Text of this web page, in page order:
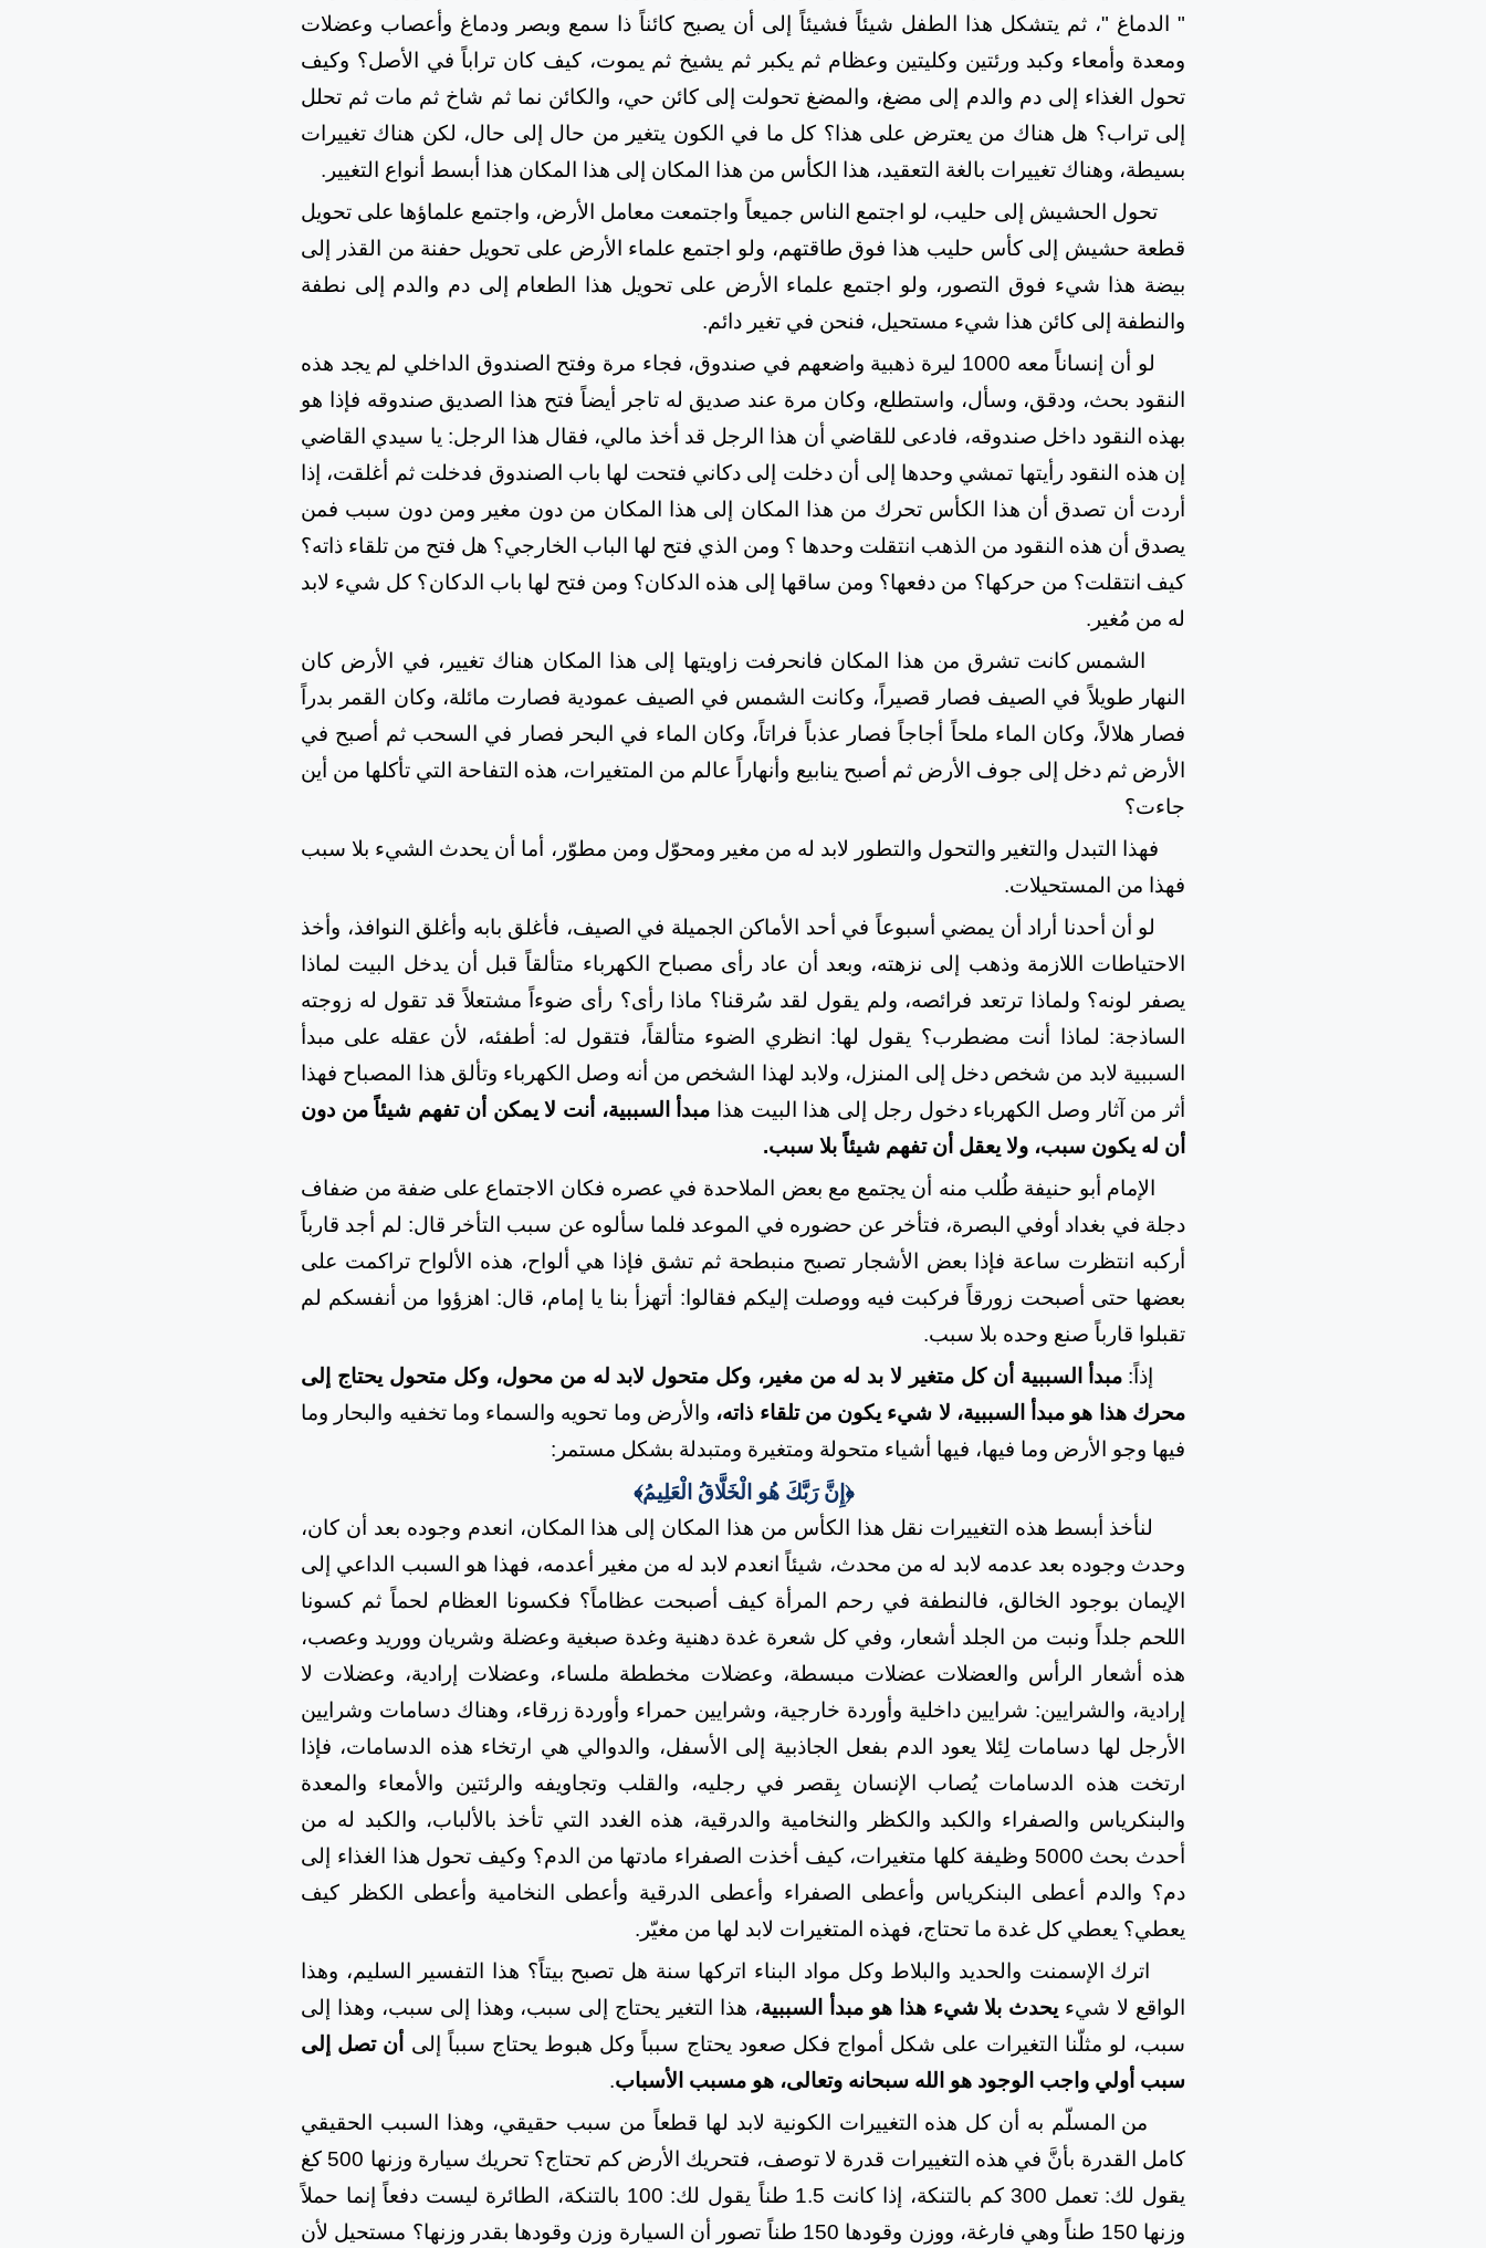
" الدماغ "، ثم يتشكل هذا الطفل شيئاً فشيئاً إلى أن يصبح كائناً ذا سمع وبصر ودماغ وأعصاب وعضلات
ومعدة وأمعاء وكبد ورئتين وكليتين وعظام ثم يكبر ثم يشيخ ثم يموت، كيف كان تراباً في الأصل؟ وكيف
تحول الغذاء إلى دم والدم إلى مضغ، والمضغ تحولت إلى كائن حي، والكائن نما ثم شاخ ثم مات ثم تحلل
إلى تراب؟ هل هناك من يعترض على هذا؟ كل ما في الكون يتغير من حال إلى حال، لكن هناك تغييرات
بسيطة، وهناك تغييرات بالغة التعقيد، هذا الكأس من هذا المكان إلى هذا المكان هذا أبسط أنواع التغيير.
تحول الحشيش إلى حليب، لو اجتمع الناس جميعاً واجتمعت معامل الأرض، واجتمع علماؤها على تحويل
قطعة حشيش إلى كأس حليب هذا فوق طاقتهم، ولو اجتمع علماء الأرض على تحويل حفنة من القذر إلى
بيضة هذا شيء فوق التصور، ولو اجتمع علماء الأرض على تحويل هذا الطعام إلى دم والدم إلى نطفة
والنطفة إلى كائن هذا شيء مستحيل، فنحن في تغير دائم.
لو أن إنساناً معه 1000 ليرة ذهبية واضعهم في صندوق، فجاء مرة وفتح الصندوق الداخلي لم يجد هذه
النقود بحث، ودقق، وسأل، واستطلع، وكان مرة عند صديق له تاجر أيضاً فتح هذا الصديق صندوقه فإذا هو
بهذه النقود داخل صندوقه، فادعى للقاضي أن هذا الرجل قد أخذ مالي، فقال هذا الرجل: يا سيدي القاضي
إن هذه النقود رأيتها تمشي وحدها إلى أن دخلت إلى دكاني فتحت لها باب الصندوق فدخلت ثم أغلقت، إذا
أردت أن تصدق أن هذا الكأس تحرك من هذا المكان إلى هذا المكان من دون مغير ومن دون سبب فمن
يصدق أن هذه النقود من الذهب انتقلت وحدها ؟ ومن الذي فتح لها الباب الخارجي؟ هل فتح من تلقاء ذاته؟
كيف انتقلت؟ من حركها؟ من دفعها؟ ومن ساقها إلى هذه الدكان؟ ومن فتح لها باب الدكان؟ كل شيء لابد
له من مُغير.
الشمس كانت تشرق من هذا المكان فانحرفت زاويتها إلى هذا المكان هناك تغيير، في الأرض كان
النهار طويلاً في الصيف فصار قصيراً، وكانت الشمس في الصيف عمودية فصارت مائلة، وكان القمر بدراً
فصار هلالاً، وكان الماء ملحاً أجاجاً فصار عذباً فراتاً، وكان الماء في البحر فصار في السحب ثم أصبح في
الأرض ثم دخل إلى جوف الأرض ثم أصبح ينابيع وأنهاراً عالم من المتغيرات، هذه التفاحة التي تأكلها من أين
جاءت؟
فهذا التبدل والتغير والتحول والتطور لابد له من مغير ومحوّل ومن مطوّر، أما أن يحدث الشيء بلا سبب
فهذا من المستحيلات.
لو أن أحدنا أراد أن يمضي أسبوعاً في أحد الأماكن الجميلة في الصيف، فأغلق بابه وأغلق النوافذ، وأخذ
الاحتياطات اللازمة وذهب إلى نزهته، وبعد أن عاد رأى مصباح الكهرباء متألقاً قبل أن يدخل البيت لماذا
يصفر لونه؟ ولماذا ترتعد فرائصه، ولم يقول لقد سُرقنا؟ ماذا رأى؟ رأى ضوءاً مشتعلاً قد تقول له زوجته
الساذجة: لماذا أنت مضطرب؟ يقول لها: انظري الضوء متألقاً، فتقول له: أطفئه، لأن عقله على مبدأ
السببية لابد من شخص دخل إلى المنزل، ولابد لهذا الشخص من أنه وصل الكهرباء وتألق هذا المصباح فهذا
أثر من آثار وصل الكهرباء دخول رجل إلى هذا البيت هذا مبدأ السببية، أنت لا يمكن أن تفهم شيئاً من دون
أن له يكون سبب، ولا يعقل أن تفهم شيئاً بلا سبب.
الإمام أبو حنيفة طُلب منه أن يجتمع مع بعض الملاحدة في عصره فكان الاجتماع على ضفة من ضفاف
دجلة في بغداد أوفي البصرة، فتأخر عن حضوره في الموعد فلما سألوه عن سبب التأخر قال: لم أجد قارباً
أركبه انتظرت ساعة فإذا بعض الأشجار تصبح منبطحة ثم تشق فإذا هي ألواح، هذه الألواح تراكمت على
بعضها حتى أصبحت زورقاً فركبت فيه ووصلت إليكم فقالوا: أتهزأ بنا يا إمام، قال: اهزؤوا من أنفسكم لم
تقبلوا قارباً صنع وحده بلا سبب.
إذاً:مبدأ السببية أن كل متغير لا بد له من مغير، وكل متحول لابد له من محول، وكل متحول يحتاج إلى
محرك هذا هو مبدأ السببية، لا شيء يكون من تلقاء ذاته، والأرض وما تحويه والسماء وما تخفيه والبحار وما
فيها وجو الأرض وما فيها، فيها أشياء متحولة ومتغيرة ومتبدلة بشكل مستمر:
﴿إِنَّ رَبَّكَ هُو الْخَلَّاقُ الْعَلِيمُ﴾
لنأخذ أبسط هذه التغييرات نقل هذا الكأس من هذا المكان إلى هذا المكان، انعدم وجوده بعد أن كان،
وحدث وجوده بعد عدمه لابد له من محدث، شيئاً انعدم لابد له من مغير أعدمه، فهذا هو السبب الداعي إلى
الإيمان بوجود الخالق، فالنطفة في رحم المرأة كيف أصبحت عظاماً؟ فكسونا العظام لحماً ثم كسونا
اللحم جلداً ونبت من الجلد أشعار، وفي كل شعرة غدة دهنية وغدة صبغية وعضلة وشريان ووريد وعصب،
هذه أشعار الرأس والعضلات عضلات مبسطة، وعضلات مخططة ملساء، وعضلات إرادية، وعضلات لا
إرادية، والشرايين: شرايين داخلية وأوردة خارجية، وشرايين حمراء وأوردة زرقاء، وهناك دسامات وشرايين
الأرجل لها دسامات لِئلا يعود الدم بفعل الجاذبية إلى الأسفل، والدوالي هي ارتخاء هذه الدسامات، فإذا
ارتخت هذه الدسامات يُصاب الإنسان بِقصر في رجليه، والقلب وتجاويفه والرئتين والأمعاء والمعدة
والبنكرياس والصفراء والكبد والكظر والنخامية والدرقية، هذه الغدد التي تأخذ بالألباب، والكبد له من
أحدث بحث 5000 وظيفة كلها متغيرات، كيف أخذت الصفراء مادتها من الدم؟ وكيف تحول هذا الغذاء إلى
دم؟ والدم أعطى البنكرياس وأعطى الصفراء وأعطى الدرقية وأعطى النخامية وأعطى الكظر كيف
يعطي؟ يعطي كل غدة ما تحتاج، فهذه المتغيرات لابد لها من مغيّر.
اترك الإسمنت والحديد والبلاط وكل مواد البناء اتركها سنة هل تصبح بيتاً؟ هذا التفسير السليم، وهذا
الواقع لا شيء يحدث بلا شيء هذا هو مبدأ السببية، هذا التغير يحتاج إلى سبب، وهذا إلى سبب، وهذا إلى
سبب، لو مثلّنا التغيرات على شكل أمواج فكل صعود يحتاج سبباً وكل هبوط يحتاج سبباً إلى
أن تصل إلى
سبب أولي واجب الوجود هو الله سبحانه وتعالى، هو مسبب الأسباب.
من المسلّم به أن كل هذه التغييرات الكونية لابد لها قطعاً من سبب حقيقي، وهذا السبب الحقيقي
كامل القدرة بأنَّ في هذه التغييرات قدرة لا توصف، فتحريك الأرض كم تحتاج؟ تحريك سيارة وزنها 500 كغ
يقول لك: تعمل 300 كم بالتنكة، إذا كانت 1.5 طناً يقول لك: 100 بالتنكة، الطائرة ليست دفعاً إنما حملاً
وزنها 150 طناً وهي فارغة، ووزن وقودها 150 طناً تصور أن السيارة وزن وقودها بقدر وزنها؟ مستحيل لأن